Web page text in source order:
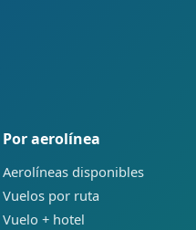
Por aerolínea
Aerolíneas disponibles
Vuelos por ruta
Vuelo + hotel